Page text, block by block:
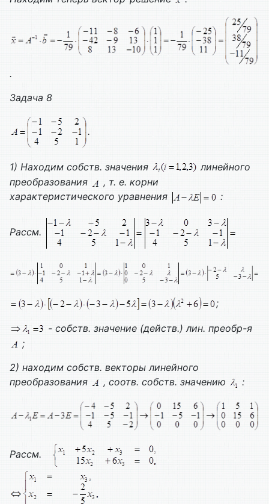
.
Задача 8
.
1) Находим собств. значения
линейного
преобразования
, т. е. корни
характеристического уравнения
:
Рассм.
;
- собств. значение (действ.) лин. преобр-я
;
2) находим собств. векторы линейного
преобразования
, соотв. собств. значению :
Рассм.